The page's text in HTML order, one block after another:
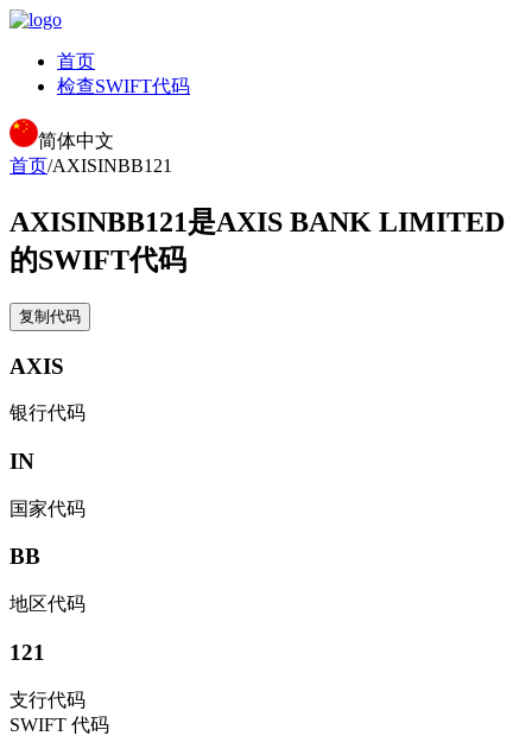
首页
检查SWIFT代码
简体中文
首页/AXISINBB121
AXISINBB121是AXIS BANK LIMITED
的SWIFT代码
复制代码
AXIS
银行代码
IN
国家代码
BB
地区代码
121
支行代码
SWIFT 代码